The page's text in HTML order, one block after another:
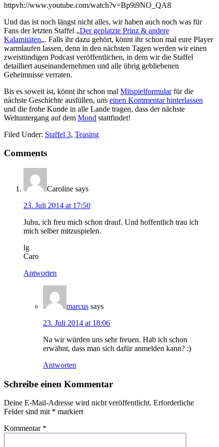
httpvh://www.youtube.com/watch?v=Bp9i9NO_QA8
Und das ist noch längst nicht alles, wir haben auch noch was für
Fans der letzten Staffel „Der geplatzte Prinz & andere
Kalamitäten„. Falls ihr dazu gehört, könnt ihr schon mal eure Player
warmlaufen lassen, denn in den nächsten Tagen werden wir einen
zweistündigen Podcast veröffentlichen, in dem wir die Staffel
detailliert auseinandernehmen und alle übrig gebliebenen
Geheimnisse verraten.
Bis es soweit ist, könnt ihr schon mal Mitspielformularfür die
nächste Geschichte ausfüllen, uns einen Kommentar hinterlassen
und die frohe Kunde in alle Lande tragen, dass der nächste
Weltuntergang auf dem Mond stattfindet!
Filed Under: Staffel 3, Teasing
Comments
Caroline says
23. Juli 2014 at 17:50
Juhu, ich freu mich schon drauf. Und hoffentlich trau ich
mich selber mitzuspielen.
lg
Caro
Antworten
marcus says
23. Juli 2014 at 18:06
Na wir würden uns sehr freuen. Hab ich schon
erwähnt, dass man sich dafür anmelden kann? :)
Antworten
Schreibe einen Kommentar
Deine E-Mail-Adresse wird nicht veröffentlicht. Erforderliche
Felder sind mit * markiert
Kommentar *